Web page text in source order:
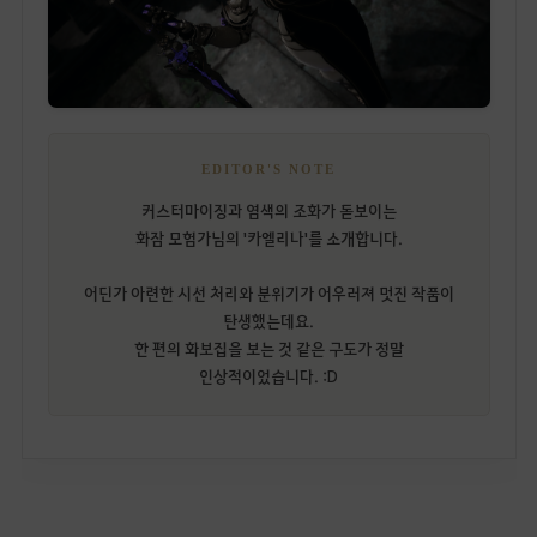
EDITOR'S NOTE
커스터마이징과 염색의 조화가 돋보이는
화잠 모험가님의 '카엘리나'를 소개합니다.
어딘가 아련한 시선 처리와 분위기가 어우러져 멋진 작품이
탄생했는데요.
한 편의 화보집을 보는 것 같은 구도가 정말
인상적이었습니다. :D